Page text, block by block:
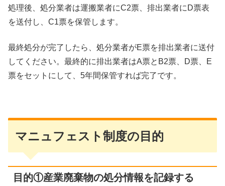
処理後、処分業者は運搬業者にC2票、排出業者にD票表
を送付し、C1票を保管します。
最終処分が完了したら、処分業者がE票を排出業者に送付
してください。最終的に排出業者はA票とB2票、D票、E
票をセットにして、5年間保管すれば完了です。
マニュフェスト制度の目的
目的①産業廃棄物の処分情報を記録する